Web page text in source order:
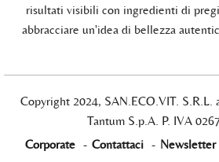
risultati visibili con ingredienti di
abbracciare un'idea di bellezza
Copyright 2024, SAN.ECO.VIT. S.R.L.
Tantum S.p.A. P. IVA
Corporate - Contattaci - Newsletter